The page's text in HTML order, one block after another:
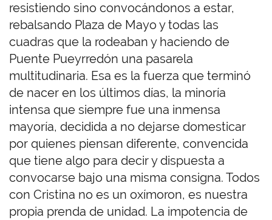
resistiendo sino convocándonos a estar,
rebalsando Plaza de Mayo y todas las
cuadras que la rodeaban y haciendo de
Puente Pueyrredón una pasarela
multitudinaria. Esa es la fuerza que terminó
de nacer en los últimos días, la minoría
intensa que siempre fue una inmensa
mayoría, decidida a no dejarse domesticar
por quienes piensan diferente, convencida
que tiene algo para decir y dispuesta a
convocarse bajo una misma consigna. Todos
con Cristina no es un oxímoron, es nuestra
propia prenda de unidad. La impotencia de